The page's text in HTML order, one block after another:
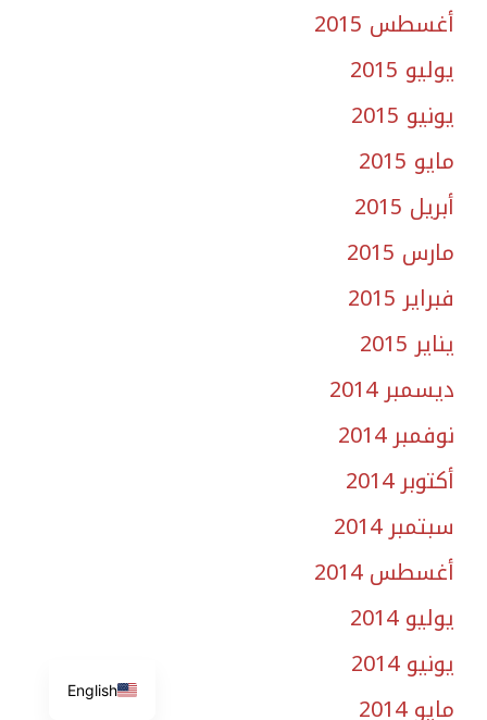
أغسطس 2015
يوليو 2015
يونيو 2015
مايو 2015
أبريل 2015
مارس 2015
فبراير 2015
يناير 2015
ديسمبر 2014
نوفمبر 2014
أكتوبر 2014
سبتمبر 2014
أغسطس 2014
يوليو 2014
يونيو 2014
مايو 2014
English